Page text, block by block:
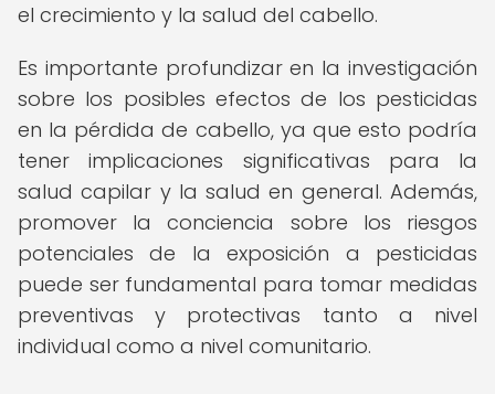
el crecimiento y la salud del cabello.
Es importante profundizar en la investigación
sobre los posibles efectos de los pesticidas
en la pérdida de cabello, ya que esto podría
tener implicaciones significativas para la
salud capilar y la salud en general. Además,
promover la conciencia sobre los riesgos
potenciales de la exposición a pesticidas
puede ser fundamental para tomar medidas
preventivas y protectivas tanto a nivel
individual como a nivel comunitario.